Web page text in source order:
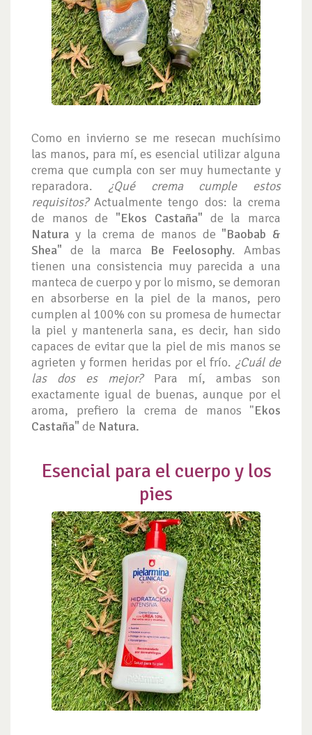
Como en invierno se me resecan muchísimo
las manos, para mí, es esencial utilizar alguna
crema que cumpla con ser muy humectante y
reparadora. ¿Qué crema cumple estos
requisitos?Actualmente tengo dos: la crema
de manos de "Ekos Castaña" de la marca
Natura y la crema de manos de "Baobab &
Shea" de la marca Be Feelosophy. Ambas
tienen una consistencia muy parecida a una
manteca de cuerpo y por lo mismo, se demoran
en absorberse en la piel de la manos, pero
cumplen al 100% con su promesa de humectar
la piel y mantenerla sana, es decir, han sido
capaces de evitar que la piel de mis manos se
agrieten y formen heridas por el frío. ¿Cuál de
las dos es mejor?Para mí, ambas son
exactamente igual de buenas, aunque por el
aroma, prefiero la crema de manos "Ekos
Castaña" de Natura.
Esencial para el cuerpo y los
pies